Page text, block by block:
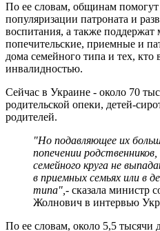
По ее словам, общинам помогут
популяризации патроната и
воспитания, а также поддержат
попечительские, приемные и
дома семейного типа и тех, кто
инвалидностью.
Сейчас в Украине - около 70
родительской опеки, детей-
родителей.
"Но подавляющее их
попечении
семейного круга не
в приемных семьях или в
типа", - сказала министр
Жолнович в интервью
По ее словам, около 5,5 тысячи